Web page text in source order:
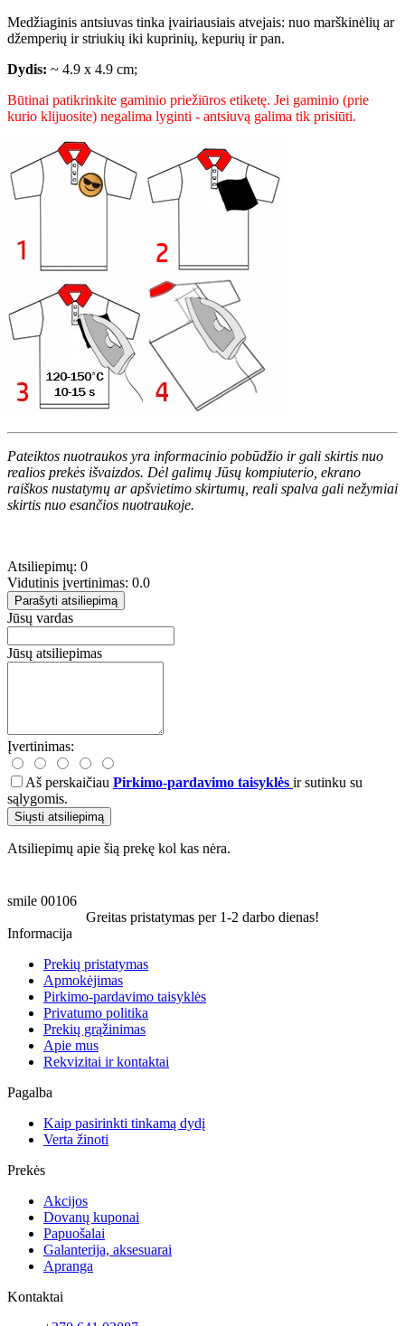
Medžiaginis antsiuvas tinka įvairiausiais atvejais: nuo marškinėlių ar
džemperių ir striukių iki kuprinių, kepurių ir pan.
Dydis: ~ 4.9 x 4.9 cm;
Būtinai patikrinkite gaminio priežiūros etiketę. Jei gaminio (prie
kurio klijuosite) negalima lyginti - antsiuvą galima tik prisiūti.
Pateiktos nuotraukos yra informacinio pobūdžio ir gali skirtis nuo
realios prekės išvaizdos. Dėl galimų Jūsų kompiuterio, ekrano
raiškos nustatymų ar apšvietimo skirtumų, reali spalva gali nežymiai
skirtis nuo esančios nuotraukoje.
Atsiliepimų: 0
Vidutinis įvertinimas: 0.0
Parašyti atsiliepimą
Jūsų vardas
Jūsų atsiliepimas
Įvertinimas:
Aš perskaičiau Pirkimo-pardavimo taisyklės ir sutinku su
sąlygomis.
Siųsti atsiliepimą
Atsiliepimų apie šią prekę kol kas nėra.
smile 00106
Greitas pristatymas per 1-2 darbo dienas!
Informacija
Prekių pristatymas
Apmokėjimas
Pirkimo-pardavimo taisyklės
Privatumo politika
Prekių grąžinimas
Apie mus
Rekvizitai ir kontaktai
Pagalba
Kaip pasirinkti tinkamą dydį
Verta žinoti
Prekės
Akcijos
Dovanų kuponai
Papuošalai
Galanterija, aksesuarai
Apranga
Kontaktai